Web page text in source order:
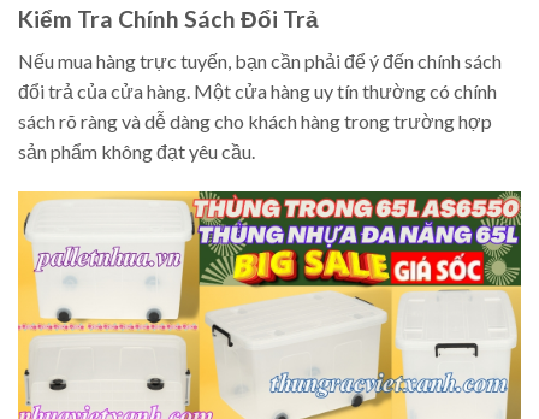
Kiểm Tra Chính Sách Đổi Trả
Nếu mua hàng trực tuyến, bạn cần phải để ý đến chính sách
đổi trả của cửa hàng. Một cửa hàng uy tín thường có chính
sách rõ ràng và dễ dàng cho khách hàng trong trường hợp
sản phẩm không đạt yêu cầu.